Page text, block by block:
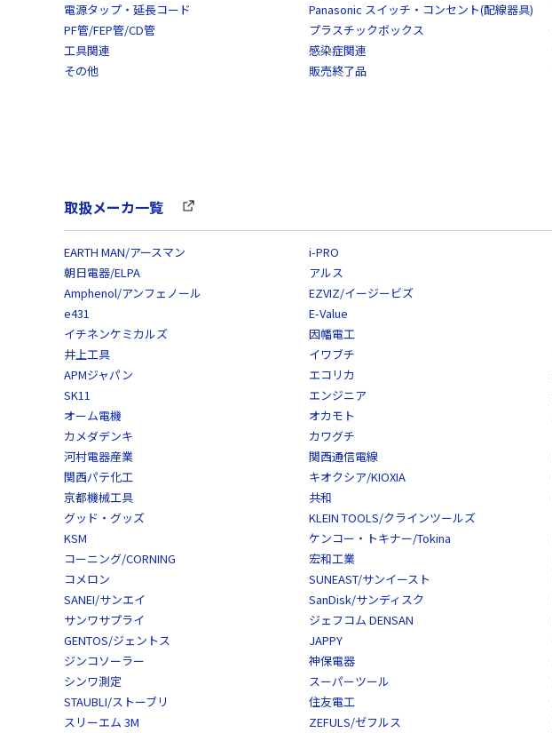
電源タップ・延長コード
Panasonic スイッチ・コンセント(配線器具)
PF管/FEP管/CD管
プラスチックボックス
工具関連
感染症関連
その他
販売終了品
取扱メーカ一覧
EARTH MAN/アースマン
i-PRO
朝日電器/ELPA
アルス
Amphenol/アンフェノール
EZVIZ/イージービズ
e431
E-Value
イチネンケミカルズ
因幡電工
井上工具
イワブチ
APMジャパン
エコリカ
SK11
エンジニア
オーム電機
オカモト
カメダデンキ
カワグチ
河村電器産業
関西通信電線
関西パテ化工
キオクシア/KIOXIA
京都機械工具
共和
グッド・グッズ
KLEIN TOOLS/クラインツールズ
KSM
ケンコー・トキナー/Tokina
コーニング/CORNING
宏和工業
コメロン
SUNEAST/サンイースト
SANEI/サンエイ
SanDisk/サンディスク
サンワサプライ
ジェフコム DENSAN
GENTOS/ジェントス
JAPPY
ジンコソーラー
神保電器
シンワ測定
スーパーツール
STAUBLI/ストーブリ
住友電工
スリーエム 3M
ZEFULS/ゼフルス